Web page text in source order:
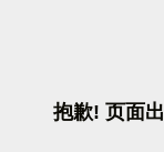
抱歉! 页面出